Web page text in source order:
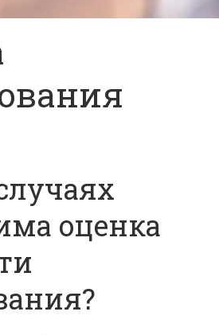
Вашего
выполняем то, что
обещаем.
оценка